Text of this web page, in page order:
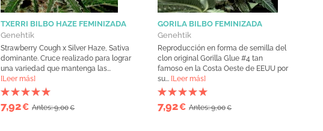
TXERRI BILBO HAZE FEMINIZADA
Genehtik
Strawberry Cough x Silver Haze, Sativa
dominante. Cruce realizado para lograr
una variedad que mantenga las...
[Leer más]
7,92€ Antes: 9,00€
GORILA BILBO FEMINIZADA
Genehtik
Reproducción en forma de semilla del
clon original Gorilla Glue #4 tan
famoso en la Costa Oeste de EEUU por
su... [Leer más]
7,92€ Antes: 9,00€